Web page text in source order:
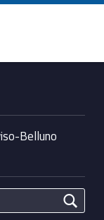
Veneto
Belluno